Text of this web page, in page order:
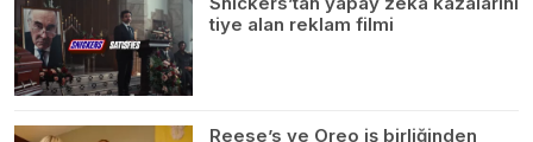
tiye alan reklam filmi
Reese’s ve Oreo iş birliğinden